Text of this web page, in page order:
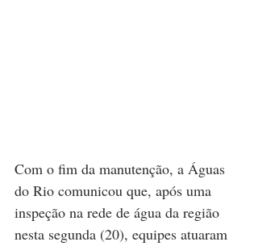
Com o fim da manutenção, a Águas
do Rio comunicou que, após uma
inspeção na rede de água da região
nesta segunda (20), equipes atuaram